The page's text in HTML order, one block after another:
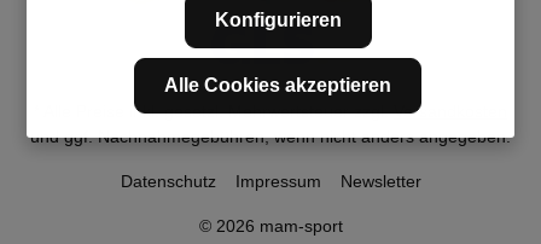
* Alle Preise inkl. gesetzl. Mehrwertsteuer zzgl.Versandkosten
und ggf. Nachnahmegebühren, wenn nicht anders angegeben.
© 2026 mam-sport
Datenschutz Impressum Newsletter
Konfigurieren
Alle Cookies akzeptieren